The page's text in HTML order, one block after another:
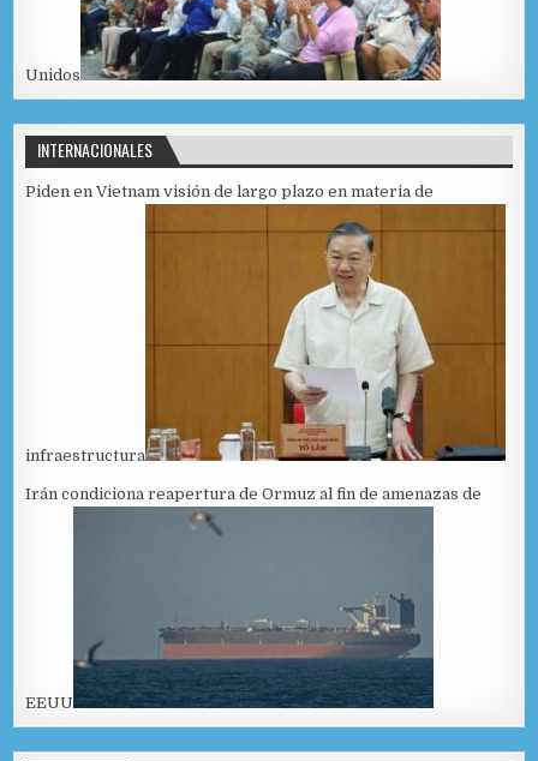
Unidos
INTERNACIONALES
Piden en Vietnam visión de largo plazo en materia de
infraestructura
Irán condiciona reapertura de Ormuz al fin de amenazas de
EEUU